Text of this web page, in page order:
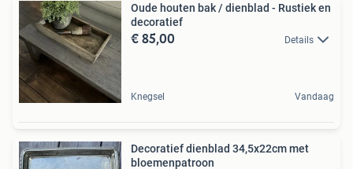
Oude houten bak / dienblad - Rustiek en
decoratief
€ 85,00 Details
Knegsel Vandaag
Decoratief dienblad 34,5x22cm met
bloemenpatroon